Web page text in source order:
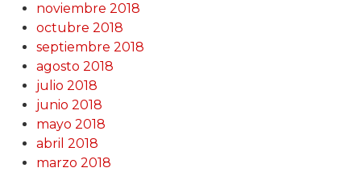
noviembre 2018
octubre 2018
septiembre 2018
agosto 2018
julio 2018
junio 2018
mayo 2018
abril 2018
marzo 2018